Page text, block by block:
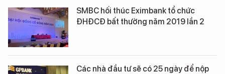
SMBC hối thúc Eximbank tổ chức
ĐHĐCĐ bất thường năm 2019 lần 2
Các nhà đầu tư sẽ có 25 ngày để nộp